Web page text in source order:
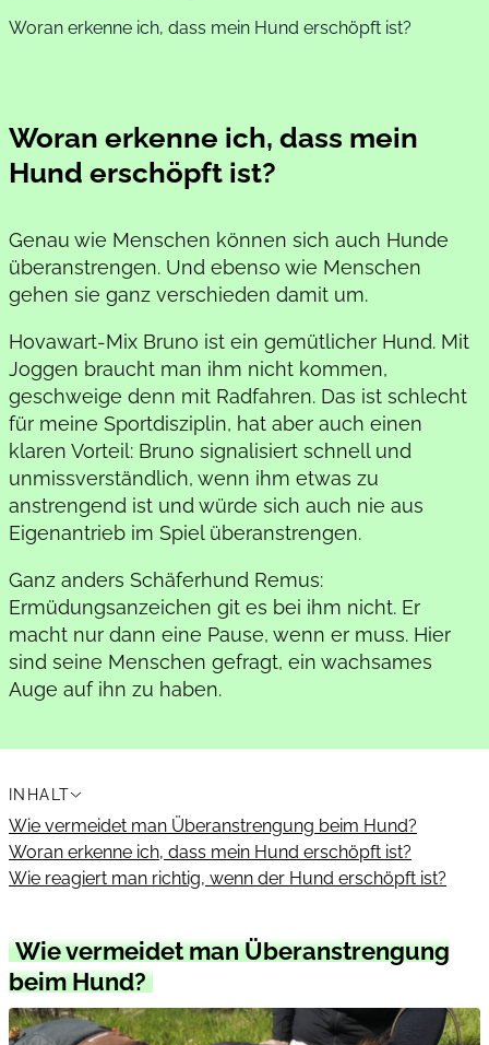
Woran erkenne ich, dass mein Hund erschöpft ist?
Woran erkenne ich, dass mein
Hund erschöpft ist?
Genau wie Menschen können sich auch Hunde
überanstrengen. Und ebenso wie Menschen
gehen sie ganz verschieden damit um.
Hovawart-Mix Bruno ist ein gemütlicher Hund. Mit
Joggen braucht man ihm nicht kommen,
geschweige denn mit Radfahren. Das ist schlecht
für meine Sportdisziplin, hat aber auch einen
klaren Vorteil: Bruno signalisiert schnell und
unmissverständlich, wenn ihm etwas zu
anstrengend ist und würde sich auch nie aus
Eigenantrieb im Spiel überanstrengen.
Ganz anders Schäferhund Remus:
Ermüdungsanzeichen git es bei ihm nicht. Er
macht nur dann eine Pause, wenn er muss. Hier
sind seine Menschen gefragt, ein wachsames
Auge auf ihn zu haben.
INHALT
Wie vermeidet man Überanstrengung beim Hund?
Woran erkenne ich, dass mein Hund erschöpft ist?
Wie reagiert man richtig, wenn der Hund erschöpft ist?
Wie vermeidet man Überanstrengung
beim Hund?